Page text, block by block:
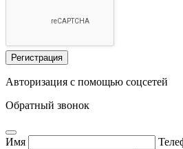
Регистрация
Авторизация с помощью соцсетей
Обратный звонок
Имя